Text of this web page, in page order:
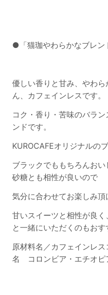
●「猫珈やわらかなブレン
優しい香りと甘み、やわ
ん、カフェインレスです。
コク・香り・苦味のバラ
ンドです。
KUROCAFEオリジナルの
ブラックでももちろんお
砂糖とも相性が良いので
気分に合わせてお楽しみ頂
甘いスイーツと相性が良
と一緒にいただくのもおす
原材料名／カフェインレ
名 コロンビア・ エチオピ